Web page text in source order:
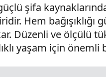
şifa
Hem bağışıklığı
Düzenli ve ölçülü
yaşam için önemli